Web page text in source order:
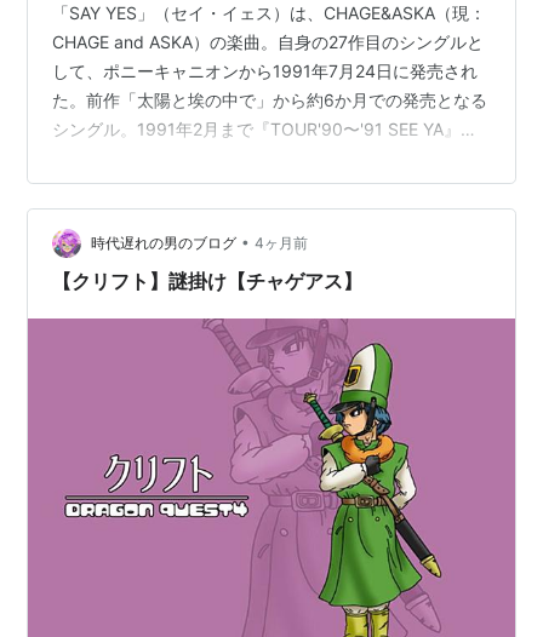
「SAY YES」（セイ・イェス）は、CHAGE&ASKA（現：
CHAGE and ASKA）の楽曲。自身の27作目のシングルと
して、ポニーキャニオンから1991年7月24日に発売され
た。前作「太陽と埃の中で」から約6か月での発売となる
シングル。1991年2月まで『TOUR'90〜'91 SEE YA』を
とASKAがそれぞれソロとして活動を始め、CHAGEは
MULTI MAXでシングル・アルバム・ツアー、ASKAはシ
ングルとアルバムを発売している。同時に6月から、
CHAGE&ASKAとしてレコーディングが開始された。この
時代遅れの男のブログ • 4ヶ月前
【クリフト】謎掛け【チャゲアス】